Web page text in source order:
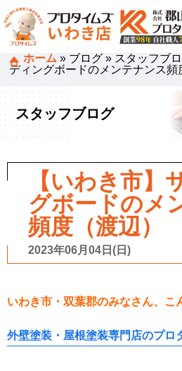
ホーム » ブログ » スタッフブ
ディングボードのメンテナンス頻
スタッフブログ
【いわき市】
グボードのメ
頻度（渡辺）
2023年06月04日(日)
いわき市・双葉郡のみなさん、こ
外壁塗装・屋根塗装専門店のプロ